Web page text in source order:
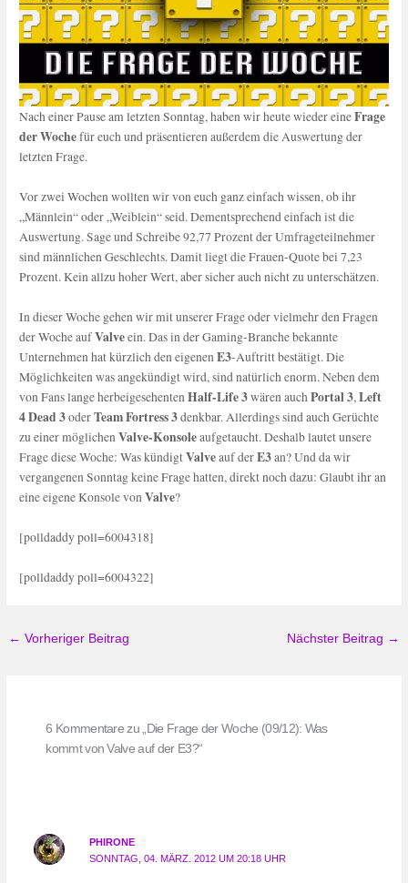
Nach einer Pause am letzten Sonntag, haben wir heute wieder eineFrage
der Wochefür euch und präsentieren außerdem die Auswertung der
letzten Frage.
Vor zwei Wochen wollten wir von euch ganz einfach wissen, ob ihr
„Männlein“ oder „Weiblein“ seid. Dementsprechend einfach ist die
Auswertung. Sage und Schreibe 92,77 Prozent der Umfrageteilnehmer
sind männlichen Geschlechts. Damit liegt die Frauen-Quote bei 7,23
Prozent. Kein allzu hoher Wert, aber sicher auch nicht zu unterschätzen.
In dieser Woche gehen wir mit unserer Frage oder vielmehr den Fragen
der Woche aufValveein. Das in der Gaming-Branche bekannte
Unternehmen hat kürzlich den eigenenE3-Auftritt bestätigt. Die
Möglichkeiten was angekündigt wird, sind natürlich enorm. Neben dem
von Fans lange herbeigesehentenHalf-Life 3wären auchPortal 3,Left
4 Dead 3oderTeam Fortress 3denkbar. Allerdings sind auch Gerüchte
zu einer möglichenValve-Konsoleaufgetaucht. Deshalb lautet unsere
Frage diese Woche: Was kündigtValveauf derE3an? Und da wir
vergangenen Sonntag keine Frage hatten, direkt noch dazu: Glaubt ihr an
eine eigene Konsole vonValve?
[polldaddy poll=6004318]
[polldaddy poll=6004322]
← Vorheriger Beitrag Nächster Beitrag →
6 Kommentare zu „Die Frage der Woche (09/12): Was
kommt von Valve auf der E3?“
PHIRONE
SONNTAG, 04. MÄRZ. 2012 UM 20:18 UHR